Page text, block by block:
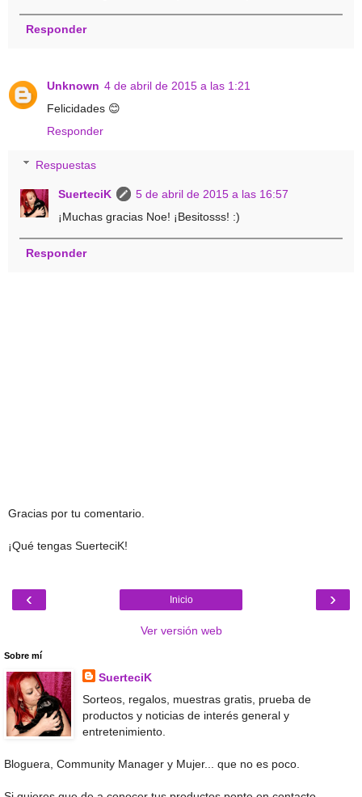
Responder
Unknown 4 de abril de 2015 a las 1:21
Felicidades 😊
Responder
Respuestas
SuerteciK
5 de abril de 2015 a las 16:57
¡Muchas gracias Noe! ¡Besitosss! :)
Responder
Gracias por tu comentario.
¡Qué tengas SuerteciK!
‹ ›
Inicio
Ver versión web
Sobre mí
SuerteciK
Sorteos, regalos, muestras gratis, prueba de
productos y noticias de interés general y
entretenimiento.
Bloguera, Community Manager y Mujer... que no es poco.